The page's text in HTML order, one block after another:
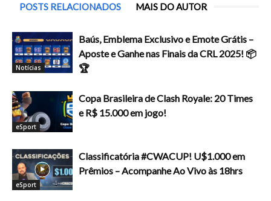
POSTS RELACIONADOS MAIS DO AUTOR
Notícias
Baús, Emblema Exclusivo e Emote Grátis –
Aposte e Ganhe nas Finais da CRL 2025! 📦
🏆
eSport
Copa Brasileira de Clash Royale: 20 Times
e R$ 15.000 em jogo!
eSport
Classificatória #CWACUP! U$1.000 em
Prêmios – Acompanhe Ao Vivo às 18hrs